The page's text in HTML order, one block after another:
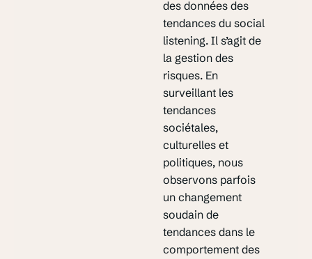
des données des
tendances du social
listening. Il s’agit de
la gestion des
risques. En
surveillant les
tendances
sociétales,
culturelles et
politiques, nous
observons parfois
un changement
soudain de
tendances dans le
comportement des